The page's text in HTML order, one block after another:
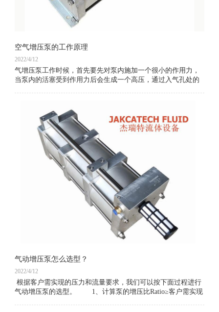
空气增压泵的工作原理
2022/4/12
气增压泵工作时候，首先要先对泵内施加一个很小的作用力，
当泵内的活塞受到作用力后会生成一个高压，通过入气孔处的
气动增压泵怎么选型？
2022/4/12
根据客户需实现的压力和流量要求，我们可以按下面过程进行
气动增压泵的选型。 1、计算泵的增压比Ratio≥客户需实现